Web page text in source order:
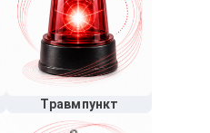
Травмпункт